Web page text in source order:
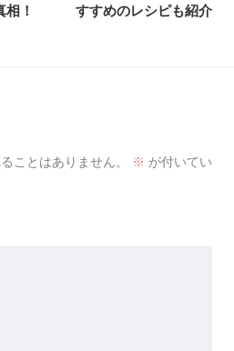
！
すすめのレシピも紹介
ことはありません。 ※ が付いてい